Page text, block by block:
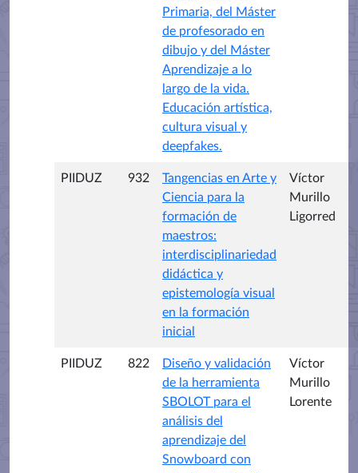
Primaria, del Máster
de profesorado en
dibujo y del Máster
Aprendizaje a lo
largo de la vida.
Educación artística,
cultura visual y
deepfakes.
PIIDUZ 932
Tangencias en Arte y
Ciencia para la
formación de
maestros:
interdisciplinariedad
didáctica y
epistemología visual
en la formación
inicial
Víctor
Murillo
Ligorred
PIIDUZ 822
Diseño y validación
de la herramienta
SBOLOT para el
análisis del
aprendizaje del
Snowboard con
Víctor
Murillo
Lorente